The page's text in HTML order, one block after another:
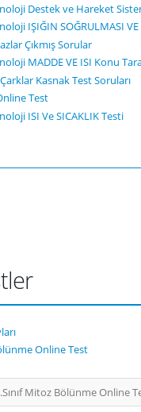
Destek ve Hareket
IŞIĞIN SOĞRULMASI
Çıkmış Sorular
MADDE VE ISI Konu
Kasnak Test Soruları
Test
ISI Ve SICAKLIK Testi
Online Test
Mitoz Bölünme Online